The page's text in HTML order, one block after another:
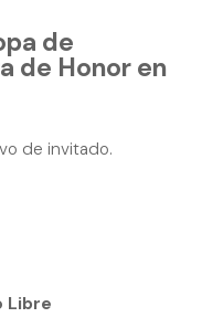
de
de Honor en
de invitado.
Libre